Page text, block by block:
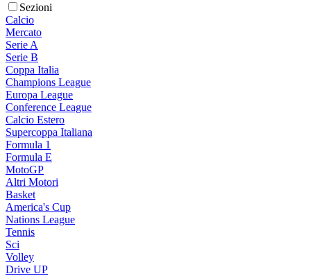
Sezioni
Calcio
Mercato
Serie A
Serie B
Coppa Italia
Champions League
Europa League
Conference League
Calcio Estero
Supercoppa Italiana
Formula 1
Formula E
MotoGP
Altri Motori
Basket
America's Cup
Nations League
Tennis
Sci
Volley
Drive UP